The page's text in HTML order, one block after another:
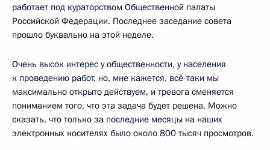
работает под кураторством Общественной палаты
Российской Федерации. Последнее заседание совета
прошло буквально на этой неделе.
Очень высок интерес у общественности, у населения
к проведению работ, но, мне кажется, всё-таки мы
максимально открыто действуем, и тревога сменяется
пониманием того, что эта задача будет решена. Можно
сказать, что только за последние месяцы на наших
электронных носителях было около 800 тысяч просмотров.